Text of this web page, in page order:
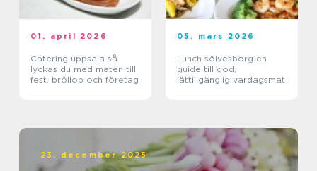
01. april 2026
Catering uppsala så
lyckas du med maten till
fest, bröllop och företag
05. mars 2026
Lunch sölvesborg en
guide till god,
lättillgänglig vardagsmat
23. december 2025